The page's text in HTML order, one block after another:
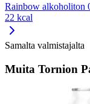
Rainbow alkoholiton
22 kcal
Samalta valmistajalta
Muita Tornion